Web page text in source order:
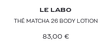
LE LABO
THÉ MATCHA 26 BODY LOTION
83,00 €